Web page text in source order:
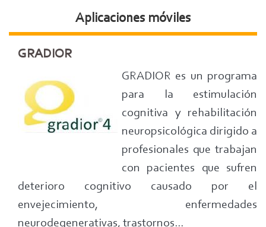
Aplicaciones móviles
GRADIOR
GRADIOR es un programa
para la estimulación
cognitiva y rehabilitación
neuropsicológica dirigido a
profesionales que trabajan
con pacientes que sufren
deterioro cognitivo causado por el
envejecimiento, enfermedades
neurodegenerativas, trastornos...